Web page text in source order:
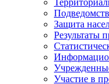
Защита
Результаты
Участие в